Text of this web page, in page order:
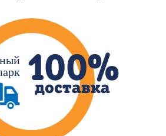
100%
доставка